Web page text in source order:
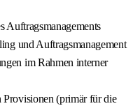
Auftragsmanagements
und Auftragsmanagement
im Rahmen interner
Provisionen (primär für die